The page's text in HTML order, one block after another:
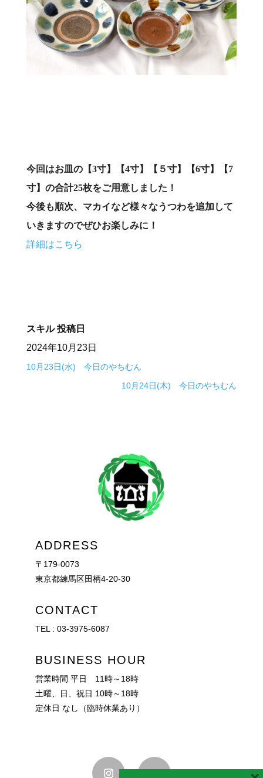
今回はお皿の【3寸】【4寸】【５寸】【6寸】【7
寸】の合計25枚をご用意しました！
今後も順次、マカイなど様々なうつわを追加して
いきますのでぜひお楽しみに！
詳細はこちら
スキル 投稿日
2024年10月23日
10月23日(水) 今日のやちむん
10月24日(木) 今日のやちむん
ADDRESS
〒179-0073
東京都練馬区田柄4-20-30
CONTACT
TEL : 03-3975-6087
BUSINESS HOUR
営業時間 平日 11時～18時
土曜、日、祝日 10時～18時
定休日 なし（臨時休業あり）